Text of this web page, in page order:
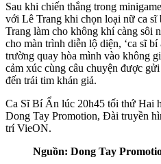
Sau khi chiến thắng trong
với Lê Trang khi chọn loại nữ ca sĩ
Trang làm cho không khí càng sôi
cho màn trình diễn lộ diện, ‘ca sĩ
trường quay hòa mình vào không
cảm xúc cùng câu chuyện được
đến trái tim khán giả.
Ca Sĩ Bí Ẩn lúc 20h45 tối thứ Hai
Dong Tay Promotion, Đài truyền
trí VieON.
Nguồn: Dong Tay